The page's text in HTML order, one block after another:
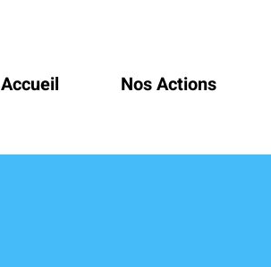
Accueil Nos Actions